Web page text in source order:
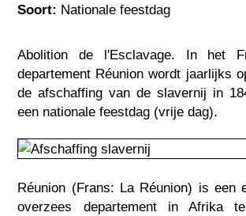
Soort: Nationale feestdag
Abolition de l'Esclavage. In het
departement Réunion wordt jaarlijks
de afschaffing van de slavernij in
een nationale feestdag (vrije dag).
Réunion (Frans: La Réunion) is een
overzees departement in Afrika